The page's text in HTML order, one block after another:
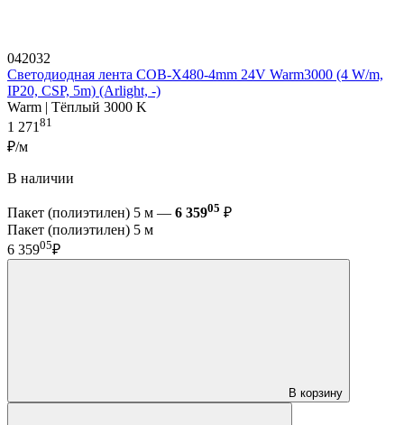
042032
Светодиодная лента COB-X480-4mm 24V Warm3000 (4 W/m,
IP20, CSP, 5m) (Arlight, -)
Warm | Тёплый 3000 K
1 27181
₽/м
В наличии
Пакет (полиэтилен) 5 м — 6 35905 ₽
Пакет (полиэтилен) 5 м
6 35905₽
В корзину